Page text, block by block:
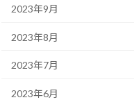
2023年9月
2023年8月
2023年7月
2023年6月